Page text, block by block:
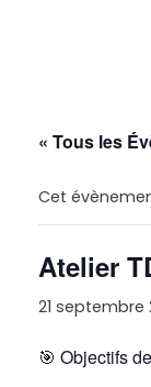
« Tous les
Cet
Atelier
21 septembre
🎯 Objectifs